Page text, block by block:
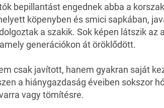
bepillantást engednek abba a
köpenyben és smici sapkában,
a szakik. Sok képen látszik az
generációkon át öröklődött.
csak javított, hanem gyakran saját
a hiánygazdaság éveiben sokszor
vagy tömítésre.